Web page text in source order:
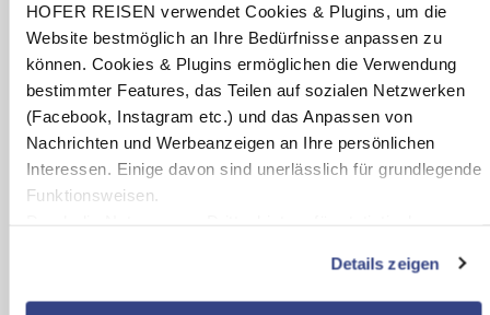
HOFER REISEN verwendet Cookies & Plugins, um die
Website bestmöglich an Ihre Bedürfnisse anpassen zu
können. Cookies & Plugins ermöglichen die Verwendung
bestimmter Features, das Teilen auf sozialen Netzwerken
(Facebook, Instagram etc.) und das Anpassen von
Nachrichten und Werbeanzeigen an Ihre persönlichen
Interessen. Einige davon sind unerlässlich für grundlegende
Funktionsweisen.
zusätzliche Dienste bzw. Technologien von Drittanbietern
nutzen und uns sowie Dritten weitere Personalisierungen
Details zeigen
ab € 2.799,-
Zum Angebot